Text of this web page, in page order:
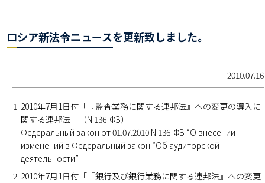
ロシア新法令ニュースを更新致しました。
2010.07.16
2010年7月1日付「『監査業務に関する連邦法』への変更の導入に
関する連邦法」（N 136-ФЗ）
Федеральный закон от 01.07.2010 N 136-ФЗ “О внесении
изменений в Федеральный закон “Об аудиторской
деятельности”
2010年7月1日付「『銀行及び銀行業務に関する連邦法』への変更